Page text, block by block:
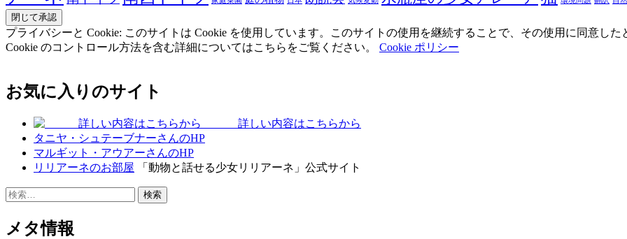
プライバシーと Cookie: このサイトは Cookie を使用しています。このサイトの使用を継続することで、その使用に同意した
Cookie のコントロール方法を含む詳細についてはこちらをご覧ください。 Cookie ポリシー
お気に入りのサイト
詳しい内容はこちらから
タニヤ・シュテーブナーさんのHP
マルギット・アウアーさんのHP
リリアーネのお部屋 「動物と話せる少女リリアーネ」公式サイト
検
メタ情報